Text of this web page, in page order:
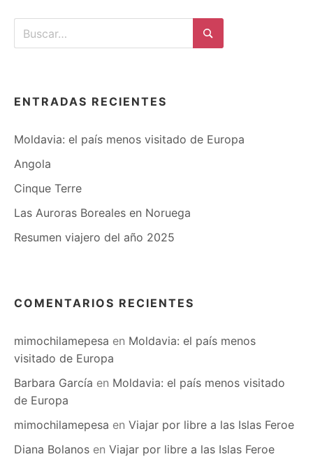
Buscar:
Buscar
ENTRADAS RECIENTES
Moldavia: el país menos visitado de Europa
Angola
Cinque Terre
Las Auroras Boreales en Noruega
Resumen viajero del año 2025
COMENTARIOS RECIENTES
mimochilamepesa en Moldavia: el país menos
visitado de Europa
Barbara García en Moldavia: el país menos visitado
de Europa
mimochilamepesa en Viajar por libre a las Islas Feroe
Diana Bolanos en Viajar por libre a las Islas Feroe